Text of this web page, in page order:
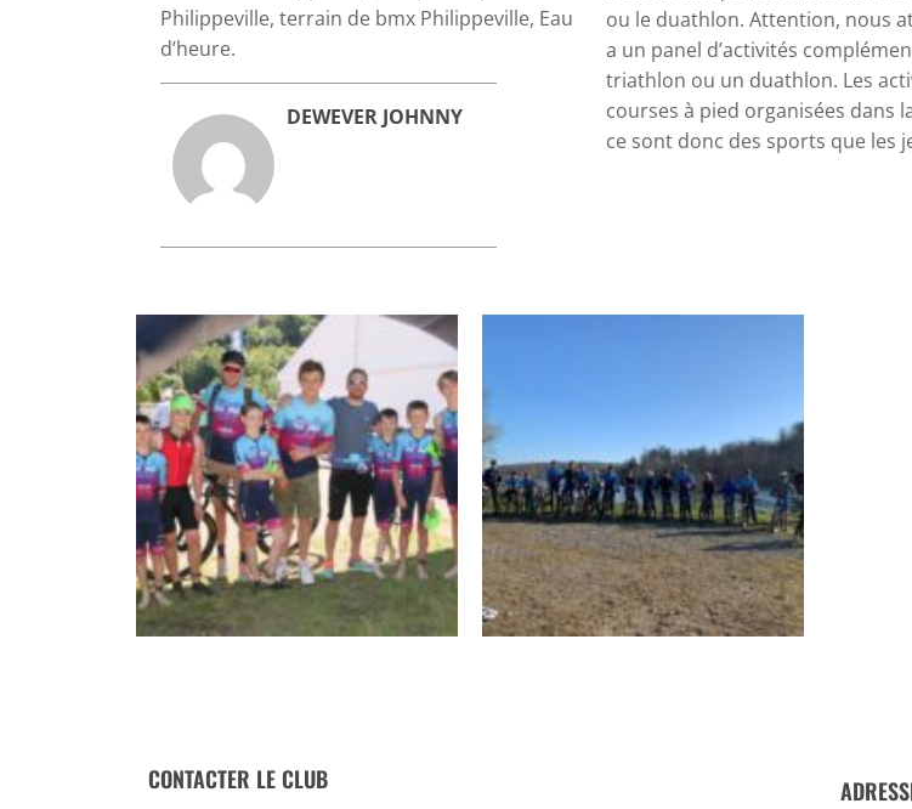
Philippeville, terrain de bmx Philippeville, Eau
d’heure.
DEWEVER JOHNNY
ou le duathlon. Attention, nous
a un panel d’activités
triathlon ou un duathlon. Les
courses à pied organisées dans
ce sont donc des sports que les
CONTACTER LE CLUB